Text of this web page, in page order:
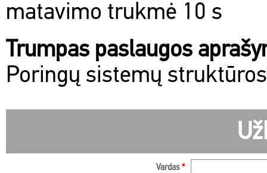
matavimo trukmė 10 s
Trumpas paslaugos
Poringų sistemų
Vardas *